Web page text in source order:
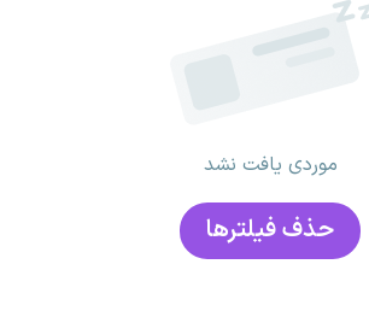
موردی یافت نشد
حذف فیلتر‌ها